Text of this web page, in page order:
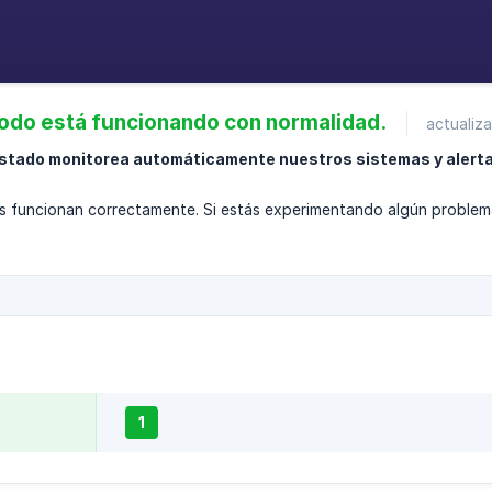
está funcionando con normalidad.
monitorea automáticamente nuestros sistemas y
funcionan correctamente. Si estás experimentando algún
1